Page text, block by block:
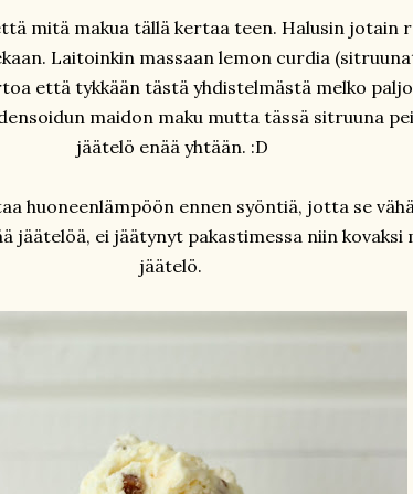
mitä makua tällä kertaa teen. Halusin jotain
Laitoinkin massaan lemon curdia
että tykkään tästä yhdistelmästä melko
maidon maku mutta tässä sitruuna
jäätelö enää yhtään. :D
huoneenlämpöön ennen syöntiä, jotta se
jäätelöä, ei jäätynyt pakastimessa niin kovaksi
jäätelö.